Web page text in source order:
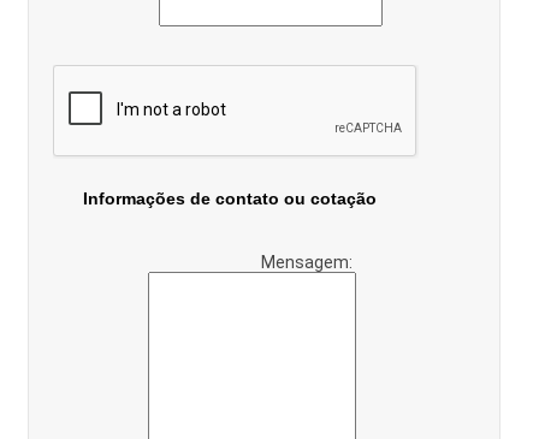
Informações de contato ou cotação
Mensagem: